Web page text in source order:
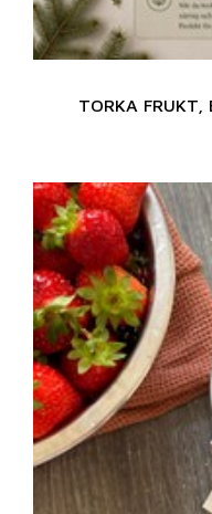
TORKA FRUKT,